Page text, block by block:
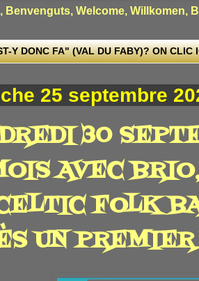
Benvenguts, Welcome, Willkomen,
Y DONC FA" (VAL DU FABY)? ON CLIC
25 septembre
30
AVEC
FOLK
UN